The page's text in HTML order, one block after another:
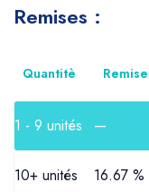
Remises :
Quantitè
1 - 9 unités —
10+ unités 16.67 %